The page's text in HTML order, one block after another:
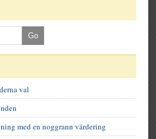
val
med en noggrann värdering